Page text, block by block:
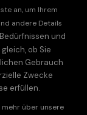
an, um Ihrem
andere Details
und
ob Sie
Gebrauch
Zwecke
erfüllen.
über unsere